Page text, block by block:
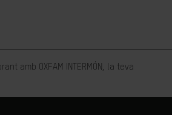
amb OXFAM INTERMÓN, la teva